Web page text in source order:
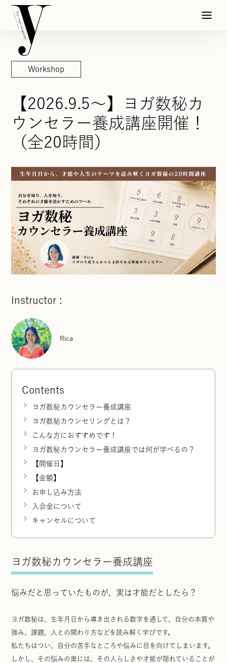
Workshop
【2026.9.5〜】ヨガ数秘カ
ウンセラー養成講座開催！
（全20時間）
Instructor :
Rica
Contents
ヨガ数秘カウンセラー養成講座
ヨガ数秘カウンセリングとは？
こんな方におすすめです！
ヨガ数秘カウンセラー養成講座では何が学べるの？
【開催日】
【金額】
お申し込み方法
入会金について
キャンセルについて
ヨガ数秘カウンセラー養成講座
悩みだと思っていたものが、実は才能だとしたら？
ヨガ数秘は、生年月日から導き出される数字を通して、自分の本質や
強み、課題、人との関わり方などを読み解く学びです。
私たちはつい、自分の苦手なところや悩みに目を向けてしまいます。
しかし、その悩みの奥には、その人らしさや才能が隠れていることが